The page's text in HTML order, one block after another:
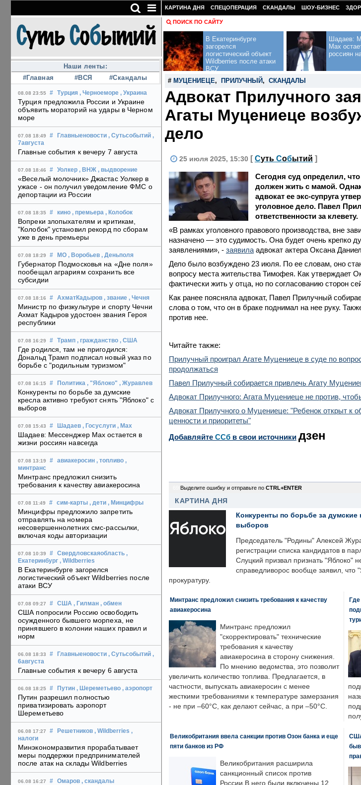
Наши ленты:
#Главная
#ВСЯ #Скандалы
08.08 23:55 # Турция , Черноеморе , Украина
Турция предложила России и Украине
объявить мораторий на удары в Черном
море
07.08 18:49 # Главныеновости , Сутьсобытий ,
7августа
Главные события к вечеру 7 августа
07.08 18:46 # Уолкер , ВНЖ , выдворение
«Веселый молочник» Джастас Уолкер в
ужасе - он получил уведомление ФМС о
депортации из России
07.08 18:35 # кино , премьера , Колобок
Вопреки злопыхателям и критикам,
"Колобок" установил рекорд по сборам
уже в день премьеры
07.08 18:29 # МО , Воробьев , Деньполя
Губернатор Подмосковья на «Дне поля»
пообещал аграриям сохранить все
субсидии
07.08 18:16 # АхматКадыров , звание , Чечня
Министр по физкультуре и спорту Чечни
Ахмат Кадыров удостоен звания Героя
республики
07.08 16:29 # Трамп , гражданство , США
Где родился, там не пригодился:
Дональд Трамп подписал новый указ по
борьбе с "родильным туризмом"
07.08 16:15 # Политика , "Яблоко" , Журавлев
Конкуренты по борьбе за думские
кресла активно требуют снять "Яблоко" с
выборов
07.08 15:43 # Шадаев , Госуслуги , Max
Шадаев: Мессенджер Max остается в
жизни россиян навсегда
07.08 13:19 # авиакеросин , топливо ,
минтранс
Минтранс предложил снизить
требования к качеству авиакеросина
07.08 11:49 # сим-карты , дети , Минцифры
Минцифры предложило запретить
отправлять на номера
несовершеннолетних смс-рассылки,
включая коды авторизации
07.08 10:39 # Свердловскаяобласть ,
Екатеринбург , Wildberries
В Екатеринбурге загорелся
логистический объект Wildberries после
атаки ВСУ
07.08 09:27 # США , Гилман , обмен
США попросили Россию освободить
осужденного бывшего морпеха, не
принявшего в колонии наших правил и
норм
06.08 18:33 # Главныеновости , Сутьсобытий ,
6августа
Главные события к вечеру 6 августа
06.08 18:25 # Путин , Шереметьево , аэропорт
Путин разрешил полностью
приватизировать аэропорт
Шереметьево
06.08 17:27 # Решетников , Wildberries ,
налоги
Минэкономразвития прорабатывает
меры поддержки предпринимателей
после атак на склады Wildberries
06.08 16:27 # Омаров , скандалы
КАРТИНА ДНЯ СПЕЦОПЕРАЦИЯ СКАНДАЛЫ ШОУ-БИЗНЕС
ПОИСК ПО САЙТУ
В Екатеринбурге
загорелся
логистический объект
Wildberries после атаки
ВСУ
Шадаев:
Max
россиян
# МУЦЕНИЕЦЕ, ПРИЛУЧНЫЙ , СКАНДАЛЫ
Адвокат Прилучного
Агаты Муцениеце
дело
25 июля 2025, 15:30 [ Суть Событий ]
Сегодня суд определил,
должен жить с мамой.
адвокат ее экс-супруга
уголовное дело. Павел
ответственности за клевету.
«В рамках уголовного правового производства, вне
назначено — это судимость. Она будет очень крепко
заявлениями», - заявила адвокат актера Оксана
Дело было возбуждено 23 июля. По ее словам, оно
вопросу места жительства Тимофея. Как утверждает
фактически жить у отца, но по согласованию сторон
Как ранее поясняла адвокат, Павел Прилучный
слова о том, что он в браке поднимал на нее руку.
против нее.
Читайте также:
Прилучный проиграл Агате Муцениеце в суде по
продолжаться
Павел Прилучный собирается привлечь Агату
Адвокат Прилучного: Агата Муцениеце не против,
Адвокат Прилучного о Муцениеце: "Ребенок открыт к
ценности и приоритеты"
Добавляйте CСб в свои источники дзен
Выделите ошибку и отправьте по CTRL+ENTER
КАРТИНА ДНЯ
Конкуренты по борьбе за
выборов
Председатель "Родины" Алексей
регистрации списка кандидатов в
Слуцкий призвал признать "Яблоко"
справедливорос вообще заявил, что
прокуратуру.
Минтранс предложил снизить требования к качеству
авиакеросина
Минтранс предложил
"скорректировать" технические
требования к качеству
авиакеросина в сторону снижения.
По мнению ведомства, это позволит
увеличить количество топлива. Предлагается, в
частности, выпускать авиакеросин с менее
жесткими требованиями к температуре замерзания
- не при –60°C, как делают сейчас, а при –50°C.
Где
Великобритания ввела санкции против Озон банка и еще
пяти банков из РФ
Великобритания расширила
санкционный список против
России.В него были включены 12